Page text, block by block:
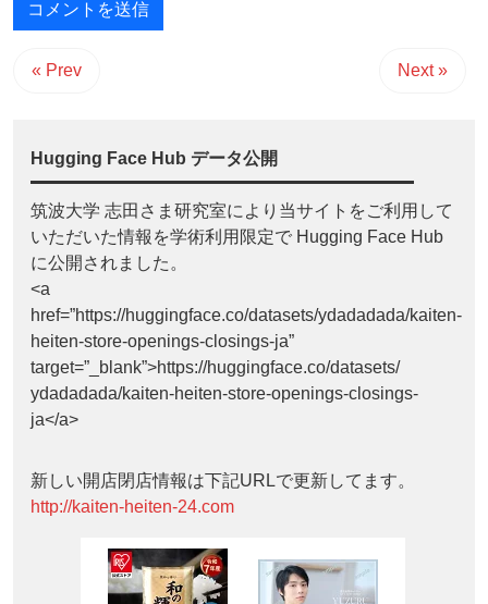
« Prev Next »
Hugging Face Hub データ公開
筑波大学 志田さま研究室により当サイトをご利用して
いただいた情報を学術利用限定で Hugging Face Hub
に公開されました。
<a
href=”https://huggingface.co/datasets/ydadadada/kaiten-
heiten-store-openings-closings-ja”
target=”_blank”>https://huggingface.co/datasets/
ydadadada/kaiten-heiten-store-openings-closings-
ja</a>
新しい開店閉店情報は下記URLで更新してます。
http://kaiten-heiten-24.com